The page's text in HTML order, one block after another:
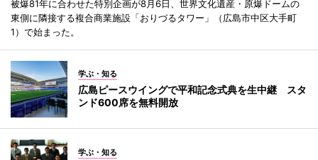
被爆81年に合わせた特別企画が8月6日、世界文化遺産・原爆ドームの
東側に隣接する複合商業施設「おりづるタワー」（広島市中区大手町
1）で始まった。
学ぶ・知る
広島ピースウイングで平和記念式典を生中継 スタ
ンド600席を無料開放
学ぶ・知る